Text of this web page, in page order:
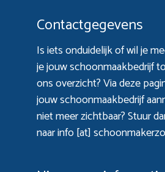
Contactgegevens
Is iets onduidelijk of wil je
je jouw schoonmaakbedrijf
ons overzicht? Viadeze
jouw schoonmaakbedrijf
niet meer zichtbaar? Stuur
naar info [at]